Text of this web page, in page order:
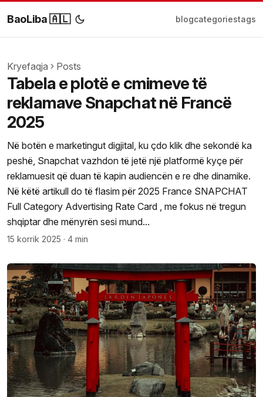
BaoLiba 🇦🇱 blogcategoriestags
Kryefaqja Posts
Tabela e plotë e cmimeve të
reklamave Snapchat në Francë
2025
Në botën e marketingut digjital, ku çdo klik dhe sekondë ka
peshë, Snapchat vazhdon të jetë një platformë kyçe për
reklamuesit që duan të kapin audiencën e re dhe dinamike.
Në këtë artikull do të flasim për 2025 France SNAPCHAT
Full Category Advertising Rate Card , me fokus në tregun
shqiptar dhe mënyrën sesi mund...
15 korrik 2025 · 4 min